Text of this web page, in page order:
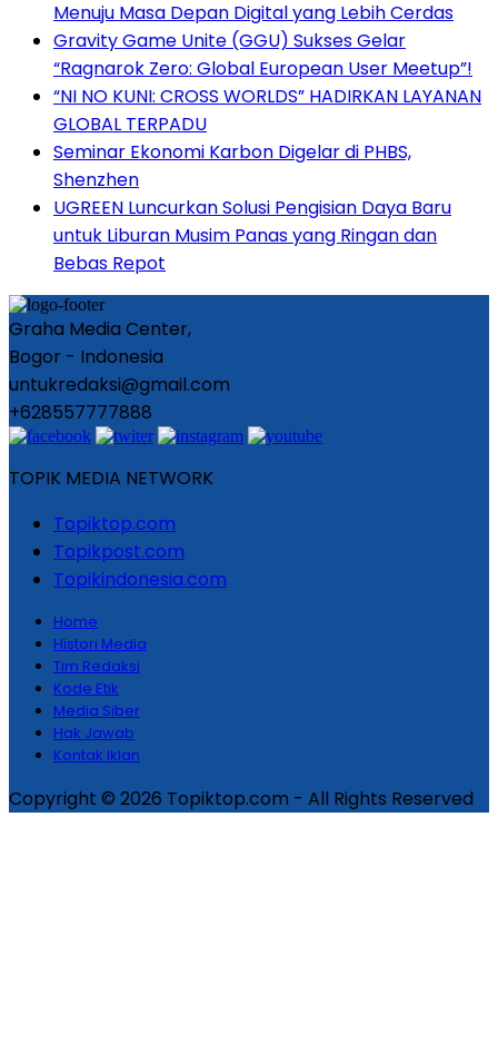
Menuju Masa Depan Digital yang Lebih Cerdas
Gravity Game Unite (GGU) Sukses Gelar
“Ragnarok Zero: Global European User Meetup”!
“NI NO KUNI: CROSS WORLDS” HADIRKAN LAYANAN
GLOBAL TERPADU
Seminar Ekonomi Karbon Digelar di PHBS,
Shenzhen
UGREEN Luncurkan Solusi Pengisian Daya Baru
untuk Liburan Musim Panas yang Ringan dan
Bebas Repot
Graha Media Center,
Bogor - Indonesia
untukredaksi@gmail.com
+628557777888
TOPIK MEDIA NETWORK
Topiktop.com
Topikpost.com
Topikindonesia.com
Home
Histori Media
Tim Redaksi
Kode Etik
Media Siber
Hak Jawab
Kontak Iklan
Copyright © 2026 Topiktop.com - All Rights Reserved